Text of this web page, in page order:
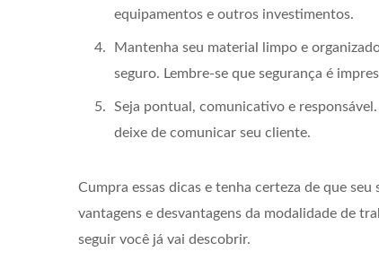
equipamentos e outros investimentos.
Mantenha seu material limpo e
seguro. Lembre-se que segurança é
Seja pontual, comunicativo e
deixe de comunicar seu cliente.
Cumpra essas dicas e tenha certeza de que
vantagens e desvantagens da modalidade de
seguir você já vai descobrir.